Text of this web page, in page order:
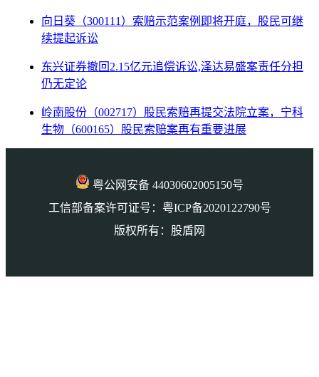
向日葵（300111）索赔示范案例即将开庭，股民可继
续提起诉讼
东兴证券撤回2.15亿元追偿诉讼,泽达易盛案责任分担
仍无定论
岭南股份（002717）股民索赔再提交法院立案，宁科
生物（600165）股民索赔案再有重要进展
粤公网安备 44030602005150号
工信部备案许可证号：粤ICP备2020122790号
版权所有：股盾网